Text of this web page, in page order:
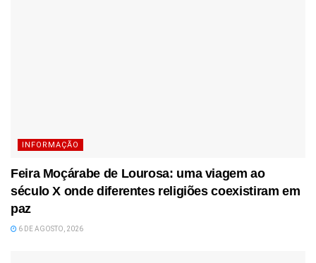
INFORMAÇÃO
Feira Moçárabe de Lourosa: uma viagem ao
século X onde diferentes religiões coexistiram em
paz
6 DE AGOSTO, 2026